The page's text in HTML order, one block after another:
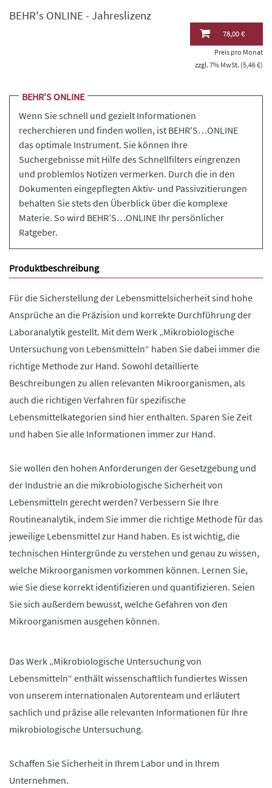
BEHR's ONLINE - Jahreslizenz
78,00 €
Preis pro Monat
zzgl. 7% MwSt. (5,46 €)
BEHR'S ONLINE
Wenn Sie schnell und gezielt Informationen
recherchieren und finden wollen, ist BEHR'S…ONLINE
das optimale Instrument. Sie können Ihre
Suchergebnisse mit Hilfe des Schnellfilters eingrenzen
und problemlos Notizen vermerken. Durch die in den
Dokumenten eingepflegten Aktiv- und Passivzitierungen
behalten Sie stets den Überblick über die komplexe
Materie. So wird BEHR’S…ONLINE Ihr persönlicher
Ratgeber.
Produktbeschreibung
Für die Sicherstellung der Lebensmittelsicherheit sind hohe
Ansprüche an die Präzision und korrekte Durchführung der
Laboranalytik gestellt. Mit dem Werk „Mikrobiologische
Untersuchung von Lebensmitteln“ haben Sie dabei immer die
richtige Methode zur Hand. Sowohl detaillierte
Beschreibungen zu allen relevanten Mikroorganismen, als
auch die richtigen Verfahren für spezifische
Lebensmittelkategorien sind hier enthalten. Sparen Sie Zeit
und haben Sie alle Informationen immer zur Hand.
Sie wollen den hohen Anforderungen der Gesetzgebung und
der Industrie an die mikrobiologische Sicherheit von
Lebensmitteln gerecht werden? Verbessern Sie Ihre
Routineanalytik, indem Sie immer die richtige Methode für das
jeweilige Lebensmittel zur Hand haben. Es ist wichtig, die
technischen Hintergründe zu verstehen und genau zu wissen,
welche Mikroorganismen vorkommen können. Lernen Sie,
wie Sie diese korrekt identifizieren und quantifizieren. Seien
Sie sich außerdem bewusst, welche Gefahren von den
Mikroorganismen ausgehen können.
Das Werk „Mikrobiologische Untersuchung von
Lebensmitteln“ enthält wissenschaftlich fundiertes Wissen
von unserem internationalen Autorenteam und erläutert
sachlich und präzise alle relevanten Informationen für Ihre
mikrobiologische Untersuchung.
Schaffen Sie Sicherheit in Ihrem Labor und in Ihrem
Unternehmen.